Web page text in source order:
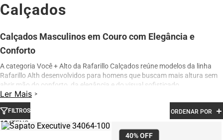
Calçados
Calçados Masculinos em Couro com Elegância e
Conforto
A categoria Você + Alto da Rafarillo Calçados reúne modelos da linha
Rafarillo Alth desenvolvidos para homens que buscam mais altura sem
abrir mão do conforto, da elegância e do visual sofisticado.
Os calçados contam com elevação interna de até 7 cm, proporcionando
aumento de altura de forma discreta e natural. Produzidos em couro
legítimo e com acabamento premium, os modelos oferecem excelente
conforto para uso diário, além de design moderno para ocasiões sociais,
Ler Mais
FILTROS ORDENAR POR
13
40%OFF